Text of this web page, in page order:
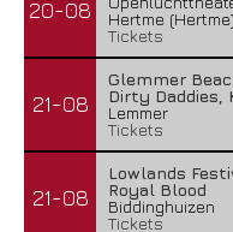
20-08
Hertme
Tickets
21-08
Glemmer
Dirty Daddies,
Lemmer
Tickets
21-08
Lowlands
Royal Blood
Biddinghuizen
Tickets